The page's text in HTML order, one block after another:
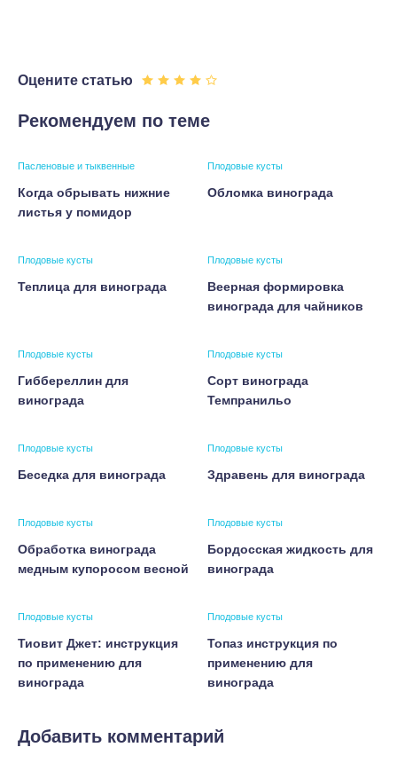
Оцените статью
Рекомендуем по теме
Пасленовые и тыквенные
Когда обрывать нижние
листья у помидор
Плодовые кусты
Обломка винограда
Плодовые кусты
Теплица для винограда
Плодовые кусты
Веерная формировка
винограда для чайников
Плодовые кусты
Гиббереллин для
винограда
Плодовые кусты
Сорт винограда
Темпранильо
Плодовые кусты
Беседка для винограда
Плодовые кусты
Здравень для винограда
Плодовые кусты
Обработка винограда
медным купоросом весной
Плодовые кусты
Бордосская жидкость для
винограда
Плодовые кусты
Тиовит Джет: инструкция
по применению для
винограда
Плодовые кусты
Топаз инструкция по
применению для
винограда
Добавить комментарий